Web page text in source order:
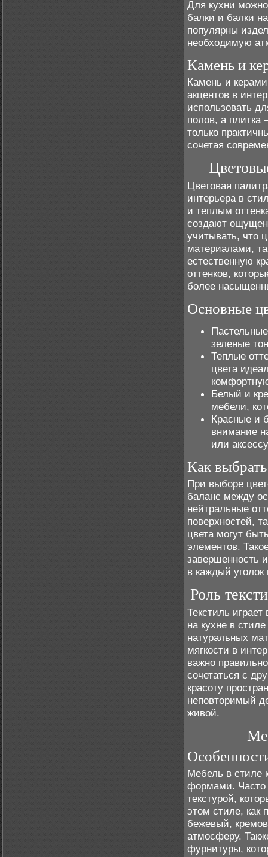
Для кухни
балки и балки
популярны
необходимую
Камень и
Камень и
акцентов в
использовать
полов, а плитка
только
сочетая
Цветовая
интерьера в
и теплым
создают
учитывать, что
материалами,
естественную
оттенков,
более
Основные
зеленые
Теплые
цвета
Белый и
мебели,
Красные и
внимание
или
Как
При выборе
баланс между
нейтральные
поверхностей,
цвета могут
элементов.
завершенность
в каждый
Роль
Текстиль
на кухне в
натуральных
мягкости в
важно
сочетаться с
красоту
неповторимый
живой.
Мебель в стиле
формами. Часто
текстурой,
этом стиле, как
бежевый,
атмосферу.
фурнитуры,